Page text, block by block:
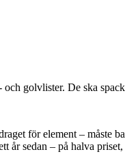
golvlister. De ska
för element – måste
år sedan – på halva